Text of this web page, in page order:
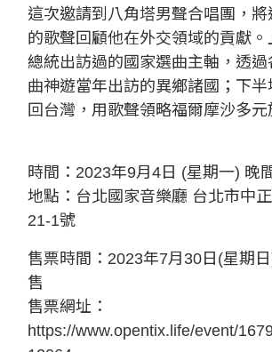
這次邀請到八角塔男聲合唱團，
的歌聲回顧他在外交領域的貢獻
總統出訪過的國家選曲主軸，透
曲神遊當年出訪的異鄉諸國；下
回台灣，用歌聲領略福爾摩沙多元
時間：2023年9月4日 (星期一) 晚
地點：台北國家音樂廳 台北市中
21-1號
售票時間：2023年7月30日(星期
售
售票網址：
https://www.opentix.life/event/